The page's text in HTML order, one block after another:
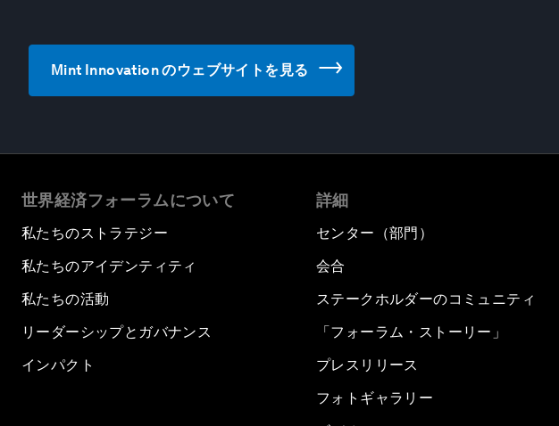
Mint Innovation のウェブサイトを見る
世界経済フォーラムについて
私たちのストラテジー
私たちのアイデンティティ
私たちの活動
リーダーシップとガバナンス
インパクト
詳細
センター（部門）
会合
ステークホルダーのコミュニティ
「フォーラム・ストーリー」
プレスリリース
フォトギャラリー